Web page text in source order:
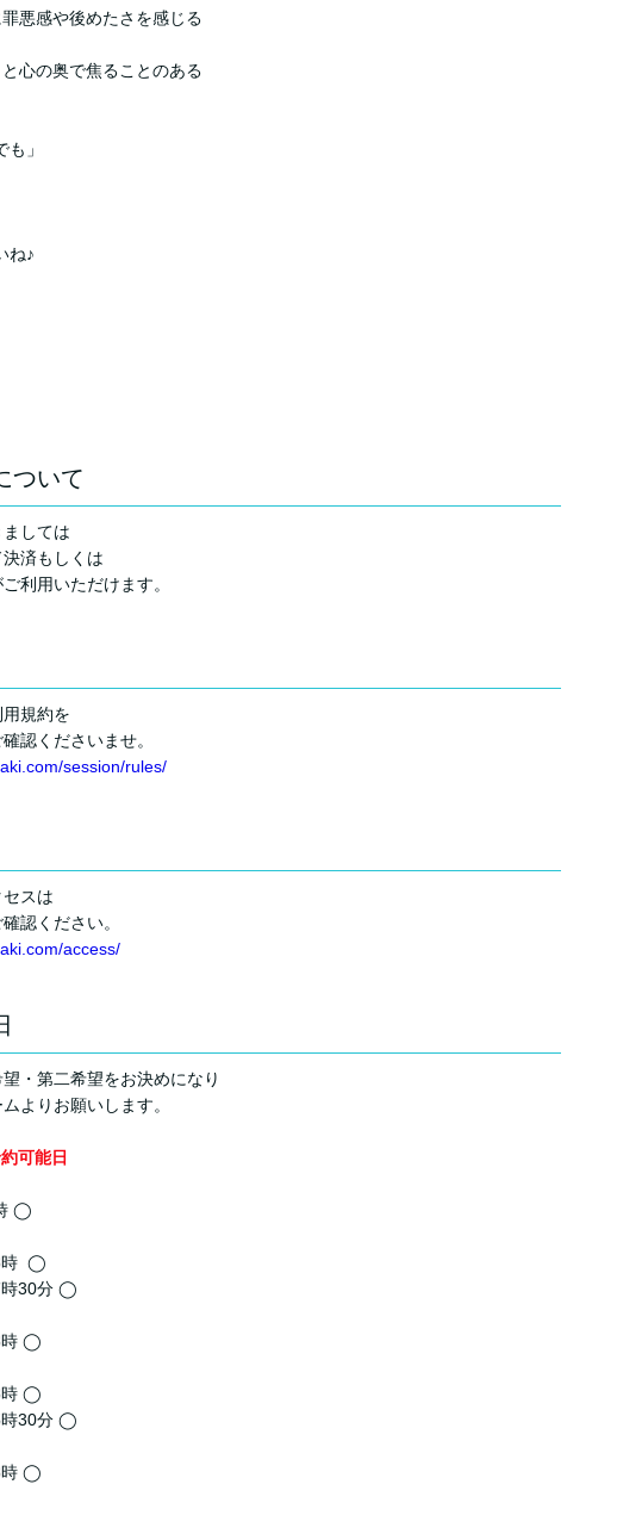
悪感や後めたさを感じる
心の奥で焦ることのある
」
ね♪
ついて
しては
済もしくは
利用いただけます。
規約を
認くださいませ。
session/rules/
スは
認ください。
access/
・第二希望をお決めになり
よりお願いします。
可能日
◯
時 ◯
時30分 ◯
時 ◯
時 ◯
時30分 ◯
時 ◯